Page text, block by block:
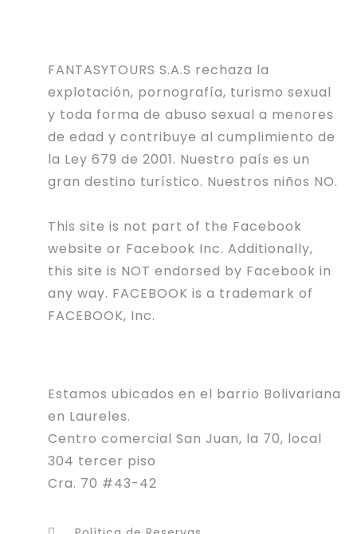
FANTASYTOURS S.A.S rechaza la
explotación, pornografía, turismo sexual
y toda forma de abuso sexual a menores
de edad y contribuye al cumplimiento de
la Ley 679 de 2001. Nuestro país es un
gran destino turístico. Nuestros niños NO.
This site is not part of the Facebook
website or Facebook Inc. Additionally,
this site is NOT endorsed by Facebook in
any way. FACEBOOK is a trademark of
FACEBOOK, Inc.
Estamos ubicados en el barrio Bolivariana
en Laureles.
Centro comercial San Juan, la 70, local
304 tercer piso
Cra. 70 #43-42